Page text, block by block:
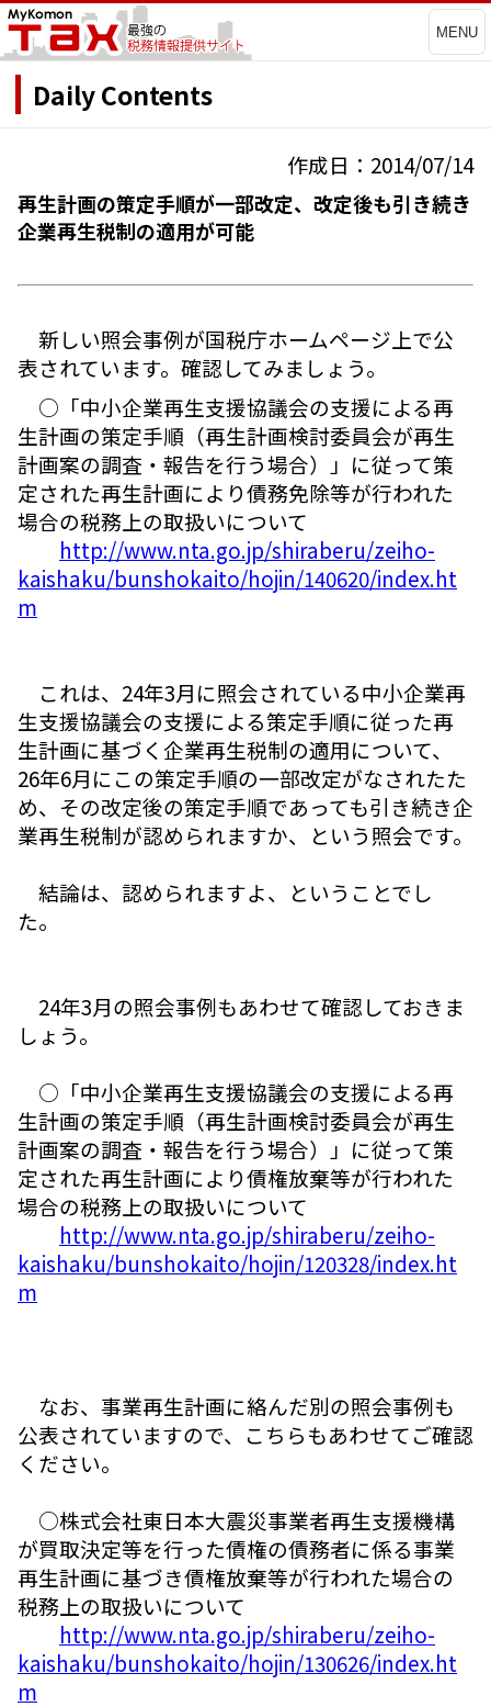
MENU
Daily Contents
作成日：2014/07/14
再生計画の策定手順が一部改定、改定後も引き続き
企業再生税制の適用が可能
新しい照会事例が国税庁ホームページ上で公
表されています。確認してみましょう。
○「中小企業再生支援協議会の支援による再
生計画の策定手順（再生計画検討委員会が再生
計画案の調査・報告を行う場合）」に従って策
定された再生計画により債務免除等が行われた
場合の税務上の取扱いについて
http://www.nta.go.jp/shiraberu/zeiho-
kaishaku/bunshokaito/hojin/140620/index.ht
m
これは、24年3月に照会されている中小企業再
生支援協議会の支援による策定手順に従った再
生計画に基づく企業再生税制の適用について、
26年6月にこの策定手順の一部改定がなされたた
め、その改定後の策定手順であっても引き続き企
業再生税制が認められますか、という照会です。
結論は、認められますよ、ということでし
た。
24年3月の照会事例もあわせて確認しておきま
しょう。
○「中小企業再生支援協議会の支援による再
生計画の策定手順（再生計画検討委員会が再生
計画案の調査・報告を行う場合）」に従って策
定された再生計画により債権放棄等が行われた
場合の税務上の取扱いについて
http://www.nta.go.jp/shiraberu/zeiho-
kaishaku/bunshokaito/hojin/120328/index.ht
m
なお、事業再生計画に絡んだ別の照会事例も
公表されていますので、こちらもあわせてご確認
ください。
○株式会社東日本大震災事業者再生支援機構
が買取決定等を行った債権の債務者に係る事業
再生計画に基づき債権放棄等が行われた場合の
税務上の取扱いについて
http://www.nta.go.jp/shiraberu/zeiho-
kaishaku/bunshokaito/hojin/130626/index.ht
m